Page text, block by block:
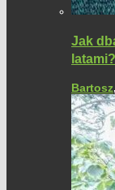
Jak
Bartosz,